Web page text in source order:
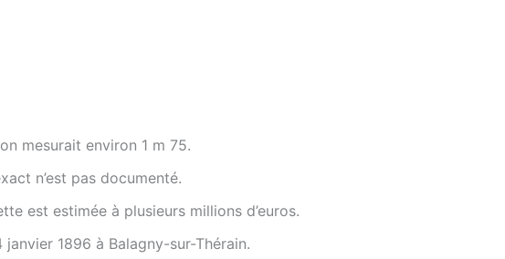
mesurait environ 1 m 75.
n’est pas documenté.
est estimée à plusieurs millions d’euros.
janvier 1896 à Balagny-sur-Thérain.